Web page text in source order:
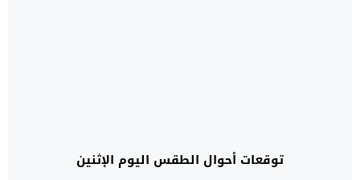
توقعات أحوال الطقس اليوم الإثنين